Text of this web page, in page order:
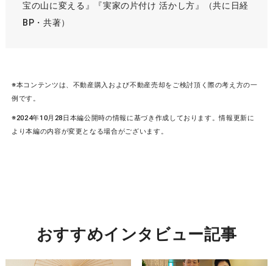
宝の山に変える』『実家の片付け 活かし方』（共に日経
BP・共著）
※本コンテンツは、不動産購入および不動産売却をご検討頂く際の考え方の一
例です。
※2024年10月28日本編公開時の情報に基づき作成しております。情報更新に
より本編の内容が変更となる場合がございます。
おすすめインタビュー記事